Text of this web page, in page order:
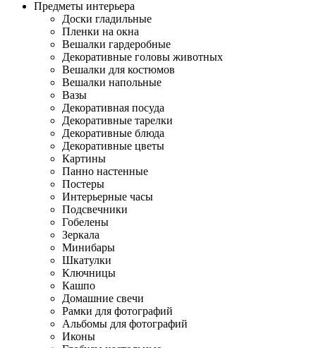
Предметы интерьера
Доски гладильные
Пленки на окна
Вешалки гардеробные
Декоративные головы животных
Вешалки для костюмов
Вешалки напольные
Вазы
Декоративная посуда
Декоративные тарелки
Декоративные блюда
Декоративные цветы
Картины
Панно настенные
Постеры
Интерьерные часы
Подсвечники
Гобелены
Зеркала
Минибары
Шкатулки
Ключницы
Кашпо
Домашние свечи
Рамки для фотографий
Альбомы для фотографий
Иконы